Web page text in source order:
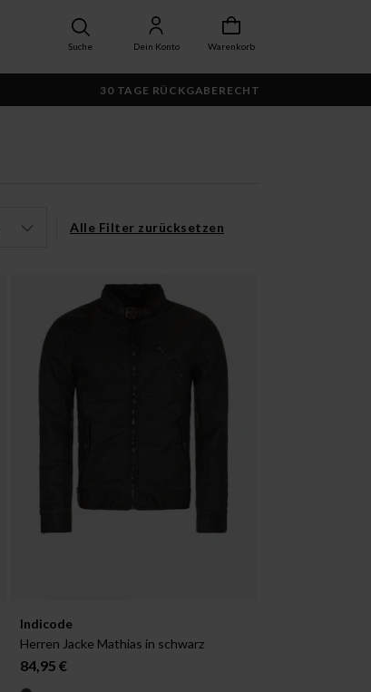
Suche Dein Konto Warenkorb
30 TAGE RÜCKGABERECHT
Alle Filter zurücksetzen
Verfügbar in:
S
Indicode
Herren Jacke Mathias in schwarz
84,95 €